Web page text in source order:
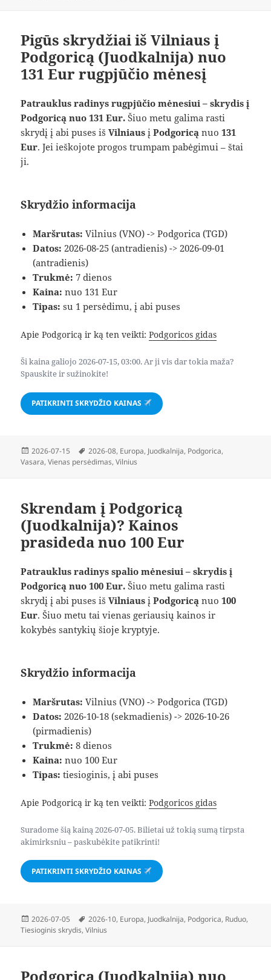
Pigūs skrydžiai iš Vilniaus į
Podgoricą (Juodkalnija) nuo
131 Eur rugpjūčio mėnesį
Patrauklus radinys rugpjūčio mėnesiui – skrydis į
Podgoricą nuo 131 Eur. Šiuo metu galima rasti
skrydį į abi puses išVilniaus įPodgoricą nuo131
Eur. Jei ieškojote progos trumpam pabėgimui – štai
ji.
Skrydžio informacija
Maršrutas: Vilnius (VNO) -> Podgorica (TGD)
Datos: 2026-08-25 (antradienis) -> 2026-09-01
(antradienis)
Trukmė: 7 dienos
Kaina: nuo 131 Eur
Tipas: su 1 persėdimu, į abi puses
Apie Podgoricą ir ką ten veikti:Podgoricos gidas
Ši kaina galiojo 2026-07-15, 03:00. Ar ji vis dar tokia maža?
Spauskite ir sužinokite!
PATIKRINTI SKRYDŽIO KAINAS
Paskelbta
2026-07-15 Žymos
2026-08, Europa, Juodkalnija, Podgorica,
Vasara,Vienas persėdimas,Vilnius
Skrendam į Podgoricą
(Juodkalnija)? Kainos
prasideda nuo 100 Eur
Patrauklus radinys spalio mėnesiui – skrydis į
Podgoricą nuo 100 Eur. Šiuo metu galima rasti
skrydį į abi puses išVilniaus įPodgoricą nuo100
Eur. Šiuo metu tai vienas geriausių kainos ir
kokybės santykių šioje kryptyje.
Skrydžio informacija
Maršrutas: Vilnius (VNO) -> Podgorica (TGD)
Datos: 2026-10-18 (sekmadienis) -> 2026-10-26
(pirmadienis)
Trukmė: 8 dienos
Kaina: nuo 100 Eur
Tipas: tiesioginis, į abi puses
Apie Podgoricą ir ką ten veikti:Podgoricos gidas
Suradome šią kainą 2026-07-05. Bilietai už tokią sumą tirpsta
akimirksniu – paskubėkite patikrinti!
PATIKRINTI SKRYDŽIO KAINAS
Paskelbta
2026-07-05 Žymos
2026-10, Europa, Juodkalnija, Podgorica, Ruduo,
Tiesioginis skrydis,Vilnius
Podgorica (Juodkalnija) nuo